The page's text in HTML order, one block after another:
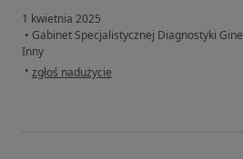
1 kwietnia 2025
• Gabinet Specjalistycznej Diagnostyki
Inny
• w opinii użytkownika K
zgłoś nadużycie